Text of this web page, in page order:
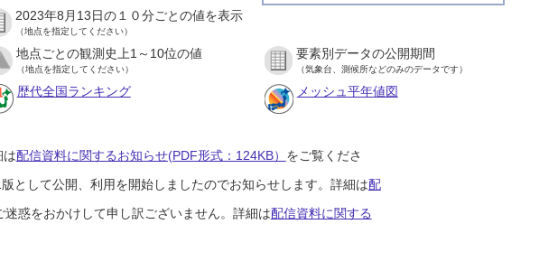
2023年8月13日の１０分ごとの値を表示
（地点を指定してください）
地点ごとの観測史上1～10位の値
（地点を指定してください）
要素別データの公開期間
（気象台、測候所などのみのデータです）
歴代全国ランキング メッシュ平年値図
は配信資料に関するお知らせ(PDF形式：124KB） をご覧くださ
として公開、利用を開始しましたのでお知らせします。詳細は配
惑をおかけして申し訳ございません。詳細は配信資料に関する